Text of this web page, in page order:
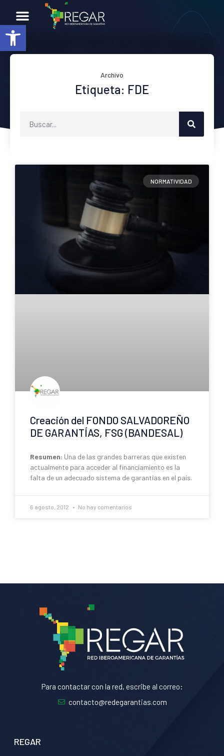
Abrir barra de herramientas
Archivo
Etiqueta: FDE
NORMATIVIDAD
Creación del FONDO SALVADOREÑO
DE GARANTÍAS, FSG (BANDESAL)
Resumen: Una de las grandes barreras que existen
actualmente para acceder al financiamiento es la
falta de un adecuado sistema de garantías en el país.
6 agosto, 2012 No hay comentarios
Para contactar con la red, escribe al correo:
contacto@redegarantias.com
REGAR